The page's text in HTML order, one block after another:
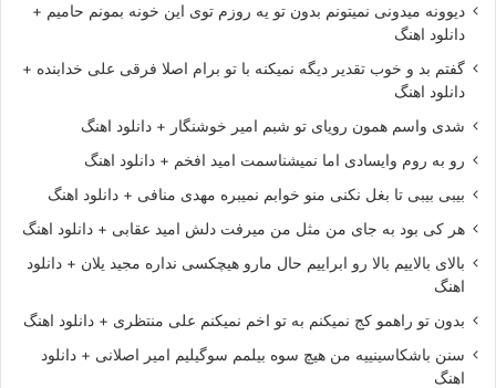
دیوونه میدونی نمیتونم بدون تو یه روزم توی این خونه بمونم حامیم +
دانلود اهنگ
گفتم بد و خوب تقدیر دیگه نمیکنه با تو برام اصلا فرقی علی خدابنده +
دانلود اهنگ
شدی واسم همون رویای تو شبم امیر خوشنگار + دانلود اهنگ
رو به روم وایسادی اما نمیشناسمت امید افخم + دانلود اهنگ
بیبی بیبی تا بغل نکنی منو خوابم نمیبره مهدی منافی + دانلود اهنگ
هر کی بود به جای من مثل من میرفت دلش امید عقابی + دانلود اهنگ
بالای بالاییم بالا رو ابراییم حال مارو هیچکسی نداره مجید یلان + دانلود
اهنگ
بدون تو راهمو کج نمیکنم به تو اخم نمیکنم علی منتظری + دانلود اهنگ
سنن باشکاسینییه من هیچ سوه بیلمم سوگیلیم امیر اصلانی + دانلود
اهنگ